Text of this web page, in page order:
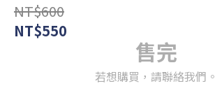
NT$600
NT$550
售完
若想購買，請聯絡我們。